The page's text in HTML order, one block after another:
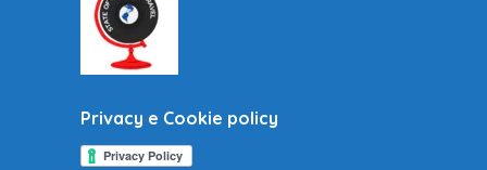
Privacy e Cookie policy